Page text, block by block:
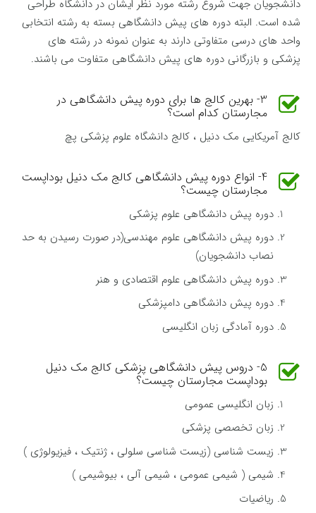
دانشجویان جهت شروع رشته مورد نظر ایشان در دانشگاه طراحی
شده است. البته دوره های پیش دانشگاهی بسته به رشته انتخابی
واحد های درسی متفاوتی دارند به عنوان نمونه در رشته های
پزشکی و بازرگانی دوره های پیش دانشگاهی متفاوت می باشند.
3- بهرین کالج ها برای دوره پیش دانشگاهی در
مجارستان کدام است؟
کالج آمریکایی مک دنیل ، کالج دانشگاه علوم پزشکی پچ
4- انواع دوره پیش دانشگاهی کالج مک دنیل بوداپست
مجارستان چیست؟
دوره پیش دانشگاهی علوم پزشكی
دوره پیش دانشگاهی علوم مهندسی(در صورت رسیدن به حد
نصاب دانشجویان)
دوره پیش دانشگاهی علوم اقتصادی و هنر
دوره پیش دانشگاهی دامپزشكی
دوره آمادگی زبان انگلیسی
5- دروس پیش دانشگاهی پزشکی کالج مک دنیل
بوداپست مجارستان چیست؟
زبان انگلیسی عمومی
زبان تخصصی پزشکی
زیست شناسی (زیست شناسی سلولی ، ژنتیک ، فیزیولوژی )
شیمی ( شیمی عمومی ، شیمی آلی ، بیوشیمی )
ریاضیات